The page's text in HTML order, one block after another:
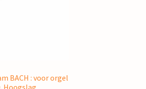
BACH : voor orgel
Hoogslag